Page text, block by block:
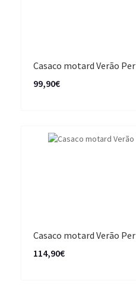
Casaco motard Verão
99,90€
Casaco motard Verão
114,90€